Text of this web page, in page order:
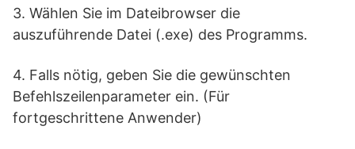
3. Wählen Sie im Dateibrowser die
auszuführende Datei (.exe) des Programms.
4. Falls nötig, geben Sie die gewünschten
Befehlszeilenparameter ein. (Für
fortgeschrittene Anwender)